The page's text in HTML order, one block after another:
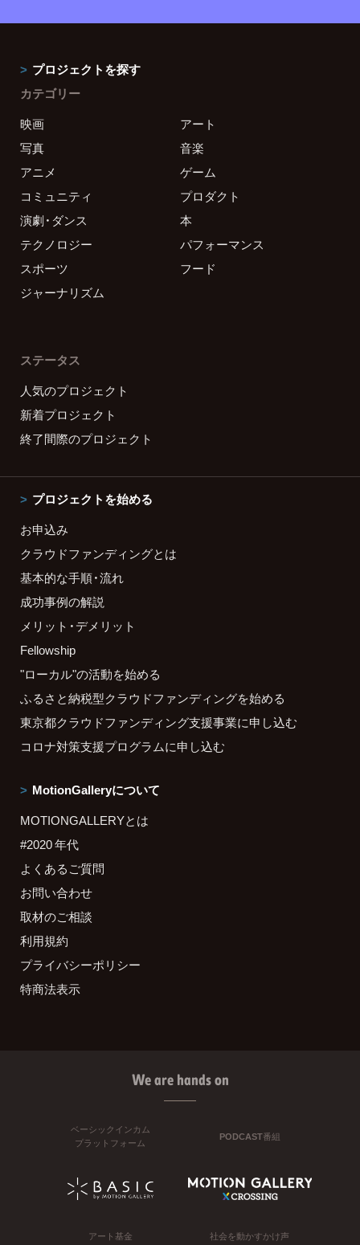
プロジェクトを探す
カテゴリー
映画
アート
写真
音楽
アニメ
ゲーム
コミュニティ
プロダクト
演劇・ダンス
本
テクノロジー
パフォーマンス
スポーツ
フード
ジャーナリズム
ステータス
人気のプロジェクト
新着プロジェクト
終了間際のプロジェクト
プロジェクトを始める
お申込み
クラウドファンディングとは
基本的な手順・流れ
成功事例の解説
メリット・デメリット
Fellowship
"ローカル"の活動を始める
ふるさと納税型クラウドファンディングを始める
東京都クラウドファンディング支援事業に申し込む
コロナ対策支援プログラムに申し込む
MotionGalleryについて
MOTIONGALLERYとは
#2020 年代
よくあるご質問
お問い合わせ
取材のご相談
利用規約
プライバシーポリシー
特商法表示
We are hands on
ベーシックインカム
プラットフォーム
PODCAST番組
アート基金 社会を動かすかけ声